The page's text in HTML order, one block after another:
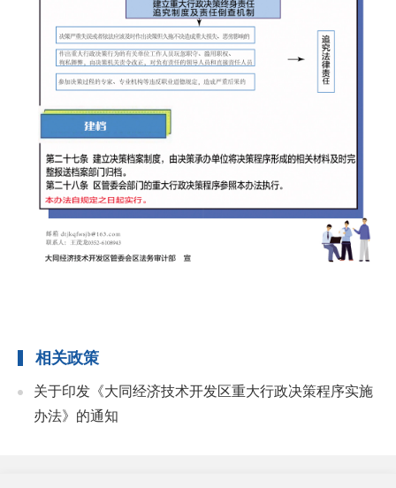
相关政策
关于印发《大同经济技术开发区重大行政决策程序实施
办法》的通知